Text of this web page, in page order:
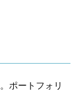
ポートフォリ